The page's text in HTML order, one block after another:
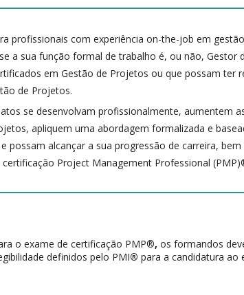
profissionais com experiência on-the-job em
a sua função formal de trabalho é, ou não, Gestor
em Gestão de Projetos ou que possam ter
de Projetos.
se desenvolvam profissionalmente, aumentem
apliquem uma abordagem formalizada e
possam alcançar a sua progressão de carreira,
Project Management Professional
o exame de certificação PMP®, os formandos
definidos pelo PMI® para a candidatura ao